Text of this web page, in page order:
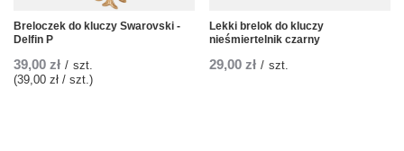
Breloczek do kluczy Swarovski -
Delfin P
39,00 zł / szt.
(39,00 zł / szt.)
Lekki brelok do kluczy
nieśmiertelnik czarny
29,00 zł / szt.